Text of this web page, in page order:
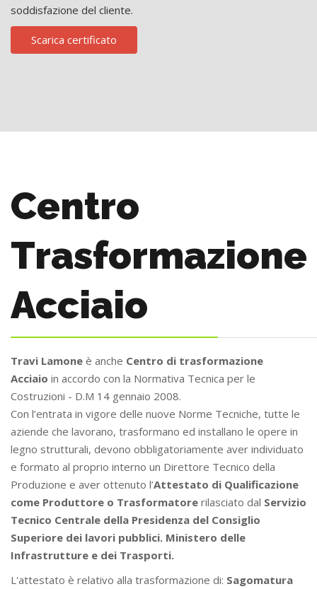
soddisfazione del cliente.
Scarica certificato
Centro
Trasformazione
Acciaio
Travi Lamone è anche Centro di trasformazione
Acciaio in accordo con la Normativa Tecnica per le
Costruzioni - D.M 14 gennaio 2008.
Con l’entrata in vigore delle nuove Norme Tecniche, tutte le
aziende che lavorano, trasformano ed installano le opere in
legno strutturali, devono obbligatoriamente aver individuato
e formato al proprio interno un Direttore Tecnico della
Produzione e aver ottenuto l’Attestato di Qualificazione
come Produttore o Trasformatore rilasciato dal Servizio
Tecnico Centrale della Presidenza del Consiglio
Superiore dei lavori pubblici. Ministero delle
Infrastrutture e dei Trasporti.
L'attestato è relativo alla trasformazione di: Sagomatura